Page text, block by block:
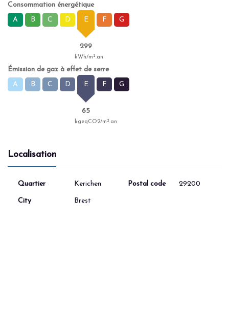
Consommation énergétique
A
B C D E
299
kWh/m².an
F G
Émission de gaz à effet de serre
A
B C D E
65
kgeqCO2/m².an
F G
Localisation
Quartier Kerichen
City Brest
Postal code 29200